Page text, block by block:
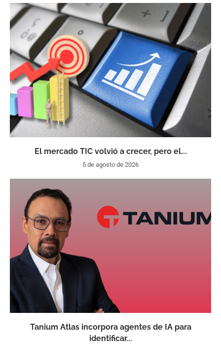
El mercado TIC volvió a crecer, pero el...
5 de agosto de 2026
Tanium Atlas incorpora agentes de IA para
identificar...